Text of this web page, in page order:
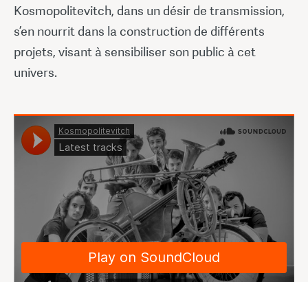
Kosmopolitevitch, dans un désir de transmission,
s’en nourrit dans la construction de différents
projets, visant à sensibiliser son public à cet
univers.